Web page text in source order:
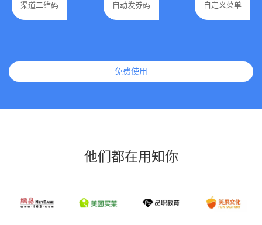
渠道二维码 自动发券码 自定义菜单
免费使用
他们都在用知你